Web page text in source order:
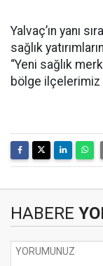
Yalvaç’ın yanı
sağlık
“Yeni sağlık
bölge ilçelerimiz
HABERE